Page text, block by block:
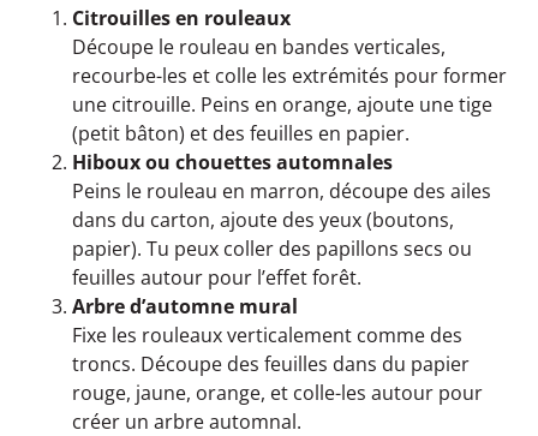
Citrouilles en rouleaux
Découpe le rouleau en bandes verticales,
recourbe-les et colle les extrémités pour former
une citrouille. Peins en orange, ajoute une tige
(petit bâton) et des feuilles en papier.
Hiboux ou chouettes automnales
Peins le rouleau en marron, découpe des ailes
dans du carton, ajoute des yeux (boutons,
papier). Tu peux coller des papillons secs ou
feuilles autour pour l’effet forêt.
Arbre d’automne mural
Fixe les rouleaux verticalement comme des
troncs. Découpe des feuilles dans du papier
rouge, jaune, orange, et colle-les autour pour
créer un arbre automnal.